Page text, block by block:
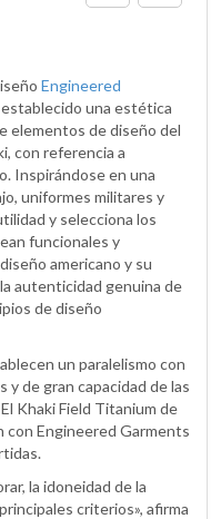
Engineered
una estética
elementos de diseño del
con referencia a
Inspirándose en una
uniformes militares y
y selecciona los
funcionales y
americano y su
autenticidad genuina de
de diseño
un paralelismo con
de gran capacidad de las
Khaki Field Titanium de
con Engineered Garments
la idoneidad de la
criterios», afirma